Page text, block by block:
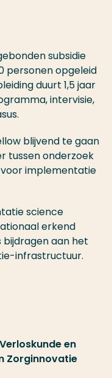
subsidie
personen opgeleid
duurt 1,5 jaar
intervisie,
blijvend te gaan
tussen onderzoek
implementatie
science
erkend
bijdragen aan het
infrastructuur.
en
Zorginnovatie